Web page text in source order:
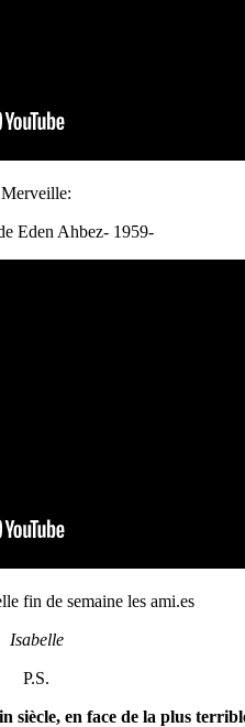
Merveille:
Eden Ahbez- 1959-
fin de semaine les ami.es
Isabelle
P.S.
siècle, en face de la plus